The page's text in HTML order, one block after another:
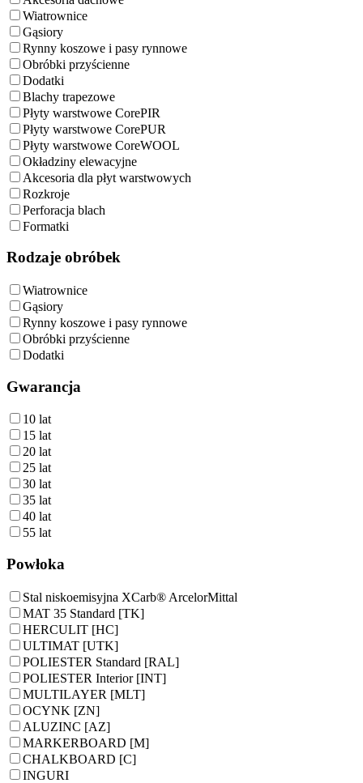
Wiatrownice
Gąsiory
Rynny koszowe i pasy rynnowe
Obróbki przyścienne
Dodatki
Blachy trapezowe
Płyty warstwowe CorePIR
Płyty warstwowe CorePUR
Płyty warstwowe CoreWOOL
Okładziny elewacyjne
Akcesoria dla płyt warstwowych
Rozkroje
Perforacja blach
Formatki
Rodzaje obróbek
Wiatrownice
Gąsiory
Rynny koszowe i pasy rynnowe
Obróbki przyścienne
Dodatki
Gwarancja
10 lat
15 lat
20 lat
25 lat
30 lat
35 lat
40 lat
55 lat
Powłoka
Stal niskoemisyjna XCarb® ArcelorMittal
MAT 35 Standard [TK]
HERCULIT [HC]
ULTIMAT [UTK]
POLIESTER Standard [RAL]
POLIESTER Interior [INT]
MULTILAYER [MLT]
OCYNK [ZN]
ALUZINC [AZ]
MARKERBOARD [M]
CHALKBOARD [C]
INGURI